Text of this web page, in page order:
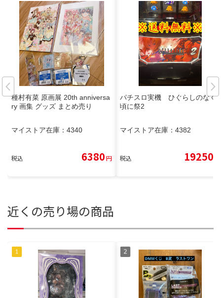
種村有菜 原画展 20th anniversa
ry 画集 グッズ まとめ売り
マイストア在庫： 4340
税込 6380円
パチスロ実機 ひぐらしのなく
頃に祭2
マイストア在庫： 4382
税込 19250
近くの売り場の商品